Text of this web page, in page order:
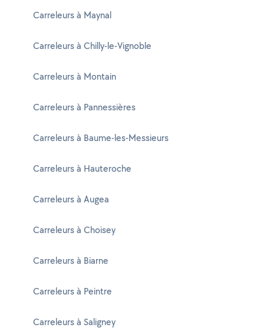
Carreleurs à Maynal
Carreleurs à Chilly-le-Vignoble
Carreleurs à Montain
Carreleurs à Pannessières
Carreleurs à Baume-les-Messieurs
Carreleurs à Hauteroche
Carreleurs à Augea
Carreleurs à Choisey
Carreleurs à Biarne
Carreleurs à Peintre
Carreleurs à Saligney